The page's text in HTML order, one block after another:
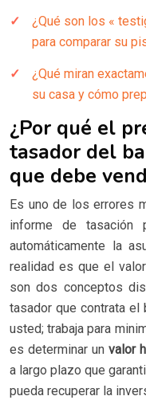
¿Qué son los «
para comparar su
¿Qué miran
su casa y cómo
¿Por qué el
tasador del
que debe
Es uno de los errores
informe de
automáticamente la
realidad es que el
son dos conceptos
tasador que contrata el
usted; trabaja para
es determinar un valor
a largo plazo que
pueda recuperar la